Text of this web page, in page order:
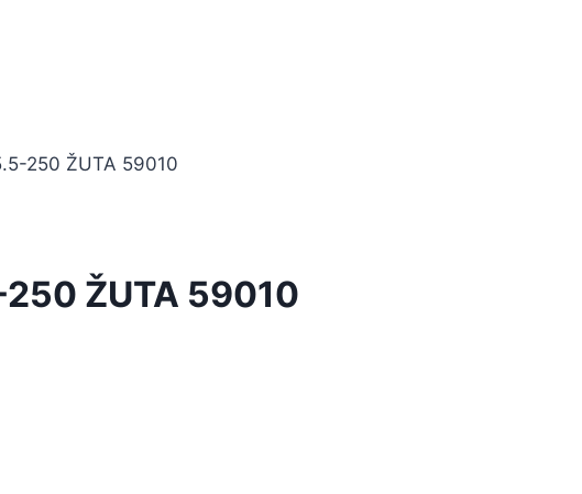
250 ŽUTA 59010
250 ŽUTA 59010